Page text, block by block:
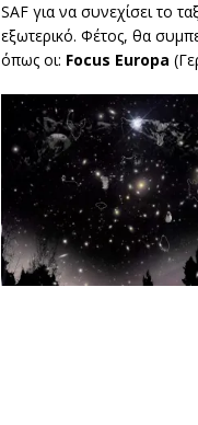
SAF για να συνεχίσει το
εξωτερικό. Φέτος, θα
όπως οι: Focus Europa